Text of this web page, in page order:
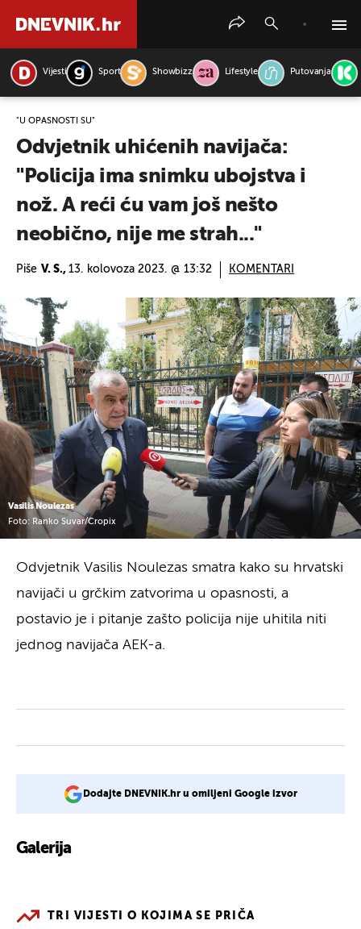
Vijesti Sport Showbizz Lifestyle Putovanja
"U OPASNOSTI SU"
Odvjetnik uhićenih navijača:
"Policija ima snimku ubojstva i
nož. A reći ću vam još nešto
neobično, nije me strah..."
Piše V. S., 13. kolovoza 2023. @ 13:32 KOMENTARI
Vasilis Noulezas
Foto: Ranko Suvar/Cropix
Odvjetnik Vasilis Noulezas smatra kako su hrvatski
navijači u grčkim zatvorima u opasnosti, a
postavio je i pitanje zašto policija nije uhitila niti
jednog navijača AEK-a.
Dodajte DNEVNIK.hr u omiljeni Google izvor
Galerija
TRI VIJESTI O KOJIMA SE PRIČA
PRETRAŽITE VIJESTI